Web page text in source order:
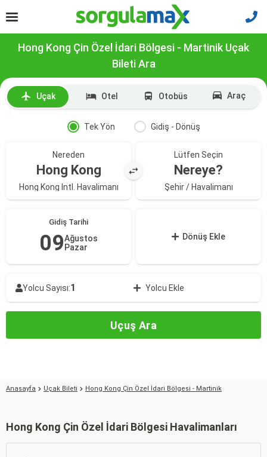
Hong Kong Çin Özel İdari Bölgesi - Martinik Uçak
Bileti Ara
Uçak Otel Otobüs Araç
Tek Yön Gidiş - Dönüş
Nereden
Hong Kong
Hong Kong Intl. Havalimanı
Lütfen Seçin
Nereye?
Şehir / Havalimanı
Gidiş Tarihi
09Ağustos
Pazar
Dönüş Ekle
Yolcu Sayısı:1 Yolcu Ekle
Uçuş Ara
Anasayfa Uçak Bileti Hong Kong Çin Özel İdari Bölgesi - Martinik
Hong Kong Çin Özel İdari Bölgesi Havalimanları